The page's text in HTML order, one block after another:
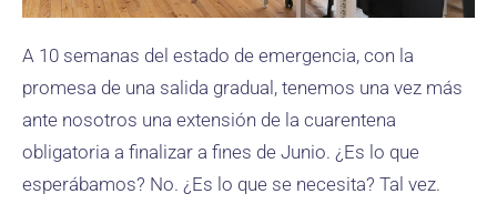
A 10 semanas del estado de emergencia, con la
promesa de una salida gradual, tenemos una vez más
ante nosotros una extensión de la cuarentena
obligatoria a finalizar a fines de Junio. ¿Es lo que
esperábamos? No. ¿Es lo que se necesita? Tal vez.